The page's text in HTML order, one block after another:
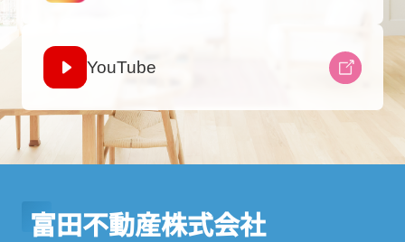
YouTube
富田不動産株式会社